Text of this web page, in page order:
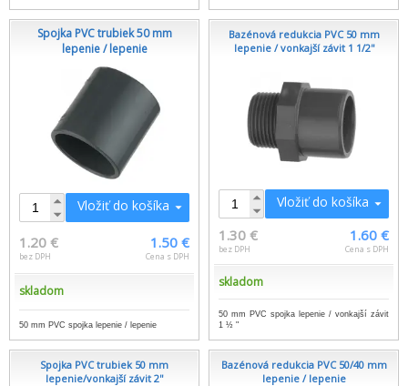
Spojka PVC trubiek 50 mm
lepenie / lepenie
Vložiť do košíka
1.20 €
bez DPH
1.50 €
Cena s DPH
skladom
50 mm PVC spojka lepenie / lepenie
Bazénová redukcia PVC 50 mm
lepenie / vonkajší závit 1 1/2''
Vložiť do košíka
1.30 €
bez DPH
1.60 €
Cena s DPH
skladom
50 mm PVC spojka lepenie / vonkajší závit
1 ½ "
Spojka PVC trubiek 50 mm
lepenie/vonkajší závit 2''
Bazénová redukcia PVC 50/40 mm
lepenie / lepenie